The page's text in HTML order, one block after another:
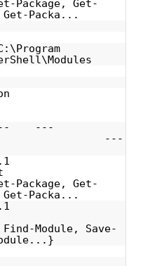
Package, Get-
Get-Packa...
---
Package, Get-
Get-Packa...
Module, Save-